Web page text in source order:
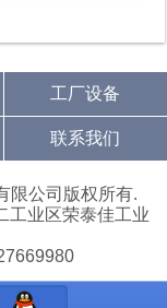
工厂设备
联系我们
限公司版权所有.
工业区荣泰佳工业